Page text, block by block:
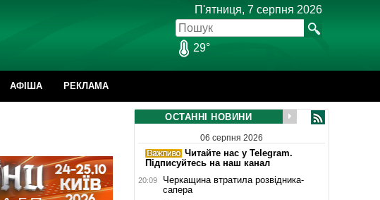
П'ятниця, 7 серпня 2026
29°
АФІША РЕКЛАМА
ОСТАННІ НОВИНИ
06 серпня 2026
Читайте нас у Telegram.
Підписуйтесь на наш канал
20:09
Черкащина втратила розвідника-
сапера